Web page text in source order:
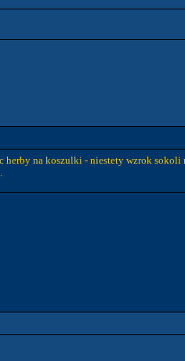
herby na koszulki - niestety wzrok sokoli